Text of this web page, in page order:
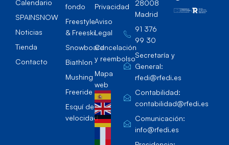
Calendario
SPAINSNOW
Noticias
Tienda
Contacto
fondo
Freestyle
& Freeski
Snowboard
Biathlon
Mushing
Freeride
Esquí de
velocidad
Privacidad
Aviso
Legal
Cancelación
y reembolso
Mapa
web
28008
Madrid
91 376
99 30
Secretaría y
General:
rfedi@rfedi.es
Contabilidad:
contabilidad@rfedi.es
Comunicación:
info@rfedi.es